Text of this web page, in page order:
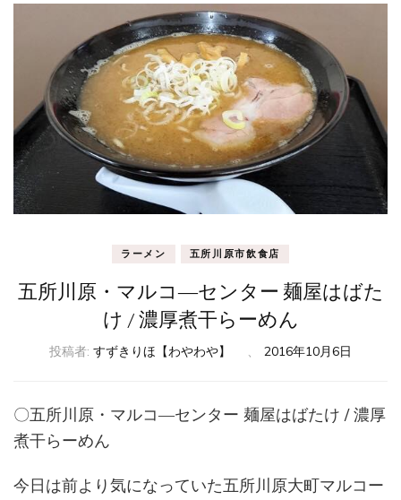
ラーメン 五所川原市飲食店
五所川原・マルコ―センター 麺屋はばた
け / 濃厚煮干らーめん
投稿者: すずきりほ【わやわや】 、 2016年10月6日
〇五所川原・マルコ―センター 麺屋はばたけ / 濃厚
煮干らーめん
今日は前より気になっていた五所川原大町マルコー